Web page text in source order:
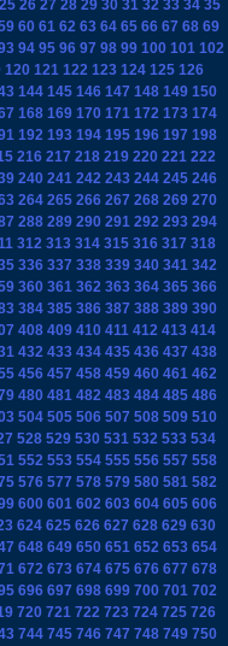
25 26 27 28 29 30 31 32 33 34 35
60 61 62 63 64 65 66 67 68 69
94 95 96 97 98 99 100 101 102
120 121 122 123 124 125 126
144 145 146 147 148 149 150
168 169 170 171 172 173 174
192 193 194 195 196 197 198
216 217 218 219 220 221 222
240 241 242 243 244 245 246
264 265 266 267 268 269 270
288 289 290 291 292 293 294
312 313 314 315 316 317 318
336 337 338 339 340 341 342
360 361 362 363 364 365 366
384 385 386 387 388 389 390
408 409 410 411 412 413 414
432 433 434 435 436 437 438
456 457 458 459 460 461 462
480 481 482 483 484 485 486
504 505 506 507 508 509 510
528 529 530 531 532 533 534
552 553 554 555 556 557 558
576 577 578 579 580 581 582
600 601 602 603 604 605 606
624 625 626 627 628 629 630
648 649 650 651 652 653 654
672 673 674 675 676 677 678
696 697 698 699 700 701 702
720 721 722 723 724 725 726
744 745 746 747 748 749 750